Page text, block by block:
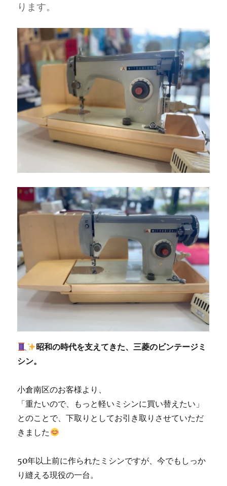
ります。
昭和の時代を支えてきた、三菱のビンテージミ
シン。
小倉南区のお客様より、
「重たいので、もっと軽いミシンに買い替えたい」
とのことで、下取りとしてお引き取りさせていただ
きました
50年以上前に作られたミシンですが、今でもしっか
り縫える現役の一台。